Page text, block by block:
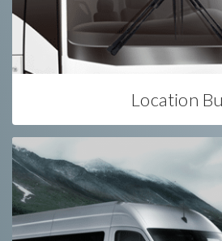
Location